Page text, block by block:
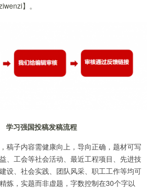
】。
学习强国投稿发稿流程
稿子内容需健康向上，导向正确，题材可写
、工会等社会活动、最近工程项目、先进技
设、社会实践、团队风采、职工工作等均可
炼，实题而非虚题，字数控制在30个字以